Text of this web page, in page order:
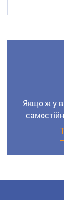
Якщо ж у